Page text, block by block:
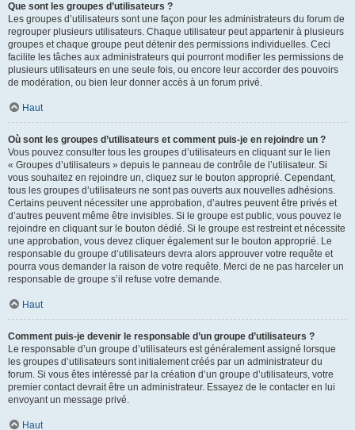
Que sont les groupes d’utilisateurs ?
Les groupes d’utilisateurs sont une façon pour les administrateurs du forum de
regrouper plusieurs utilisateurs. Chaque utilisateur peut appartenir à plusieurs
groupes et chaque groupe peut détenir des permissions individuelles. Ceci
facilite les tâches aux administrateurs qui pourront modifier les permissions de
plusieurs utilisateurs en une seule fois, ou encore leur accorder des pouvoirs
de modération, ou bien leur donner accès à un forum privé.
Haut
Où sont les groupes d’utilisateurs et comment puis-je en rejoindre un ?
Vous pouvez consulter tous les groupes d’utilisateurs en cliquant sur le lien
« Groupes d’utilisateurs » depuis le panneau de contrôle de l’utilisateur. Si
vous souhaitez en rejoindre un, cliquez sur le bouton approprié. Cependant,
tous les groupes d’utilisateurs ne sont pas ouverts aux nouvelles adhésions.
Certains peuvent nécessiter une approbation, d’autres peuvent être privés et
d’autres peuvent même être invisibles. Si le groupe est public, vous pouvez le
rejoindre en cliquant sur le bouton dédié. Si le groupe est restreint et nécessite
une approbation, vous devez cliquer également sur le bouton approprié. Le
responsable du groupe d’utilisateurs devra alors approuver votre requête et
pourra vous demander la raison de votre requête. Merci de ne pas harceler un
responsable de groupe s’il refuse votre demande.
Haut
Comment puis-je devenir le responsable d’un groupe d’utilisateurs ?
Le responsable d’un groupe d’utilisateurs est généralement assigné lorsque
les groupes d’utilisateurs sont initialement créés par un administrateur du
forum. Si vous êtes intéressé par la création d’un groupe d’utilisateurs, votre
premier contact devrait être un administrateur. Essayez de le contacter en lui
envoyant un message privé.
Haut